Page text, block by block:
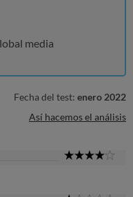
media
Fecha del test: enero 2022
Así hacemos el análisis